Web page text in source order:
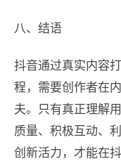
八、结语
抖音通过真实内容
程，需要创作者在
夫。只有真正理解
质量、积极互动、
创新活力，才能在